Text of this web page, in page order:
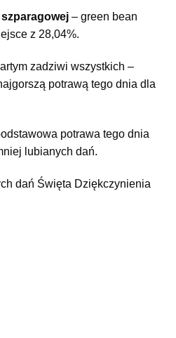
– green bean
z 28,04%.
zadziwi wszystkich –
potrawą tego dnia dla
potrawa tego dnia
lubianych dań.
dań Święta Dziękczynienia